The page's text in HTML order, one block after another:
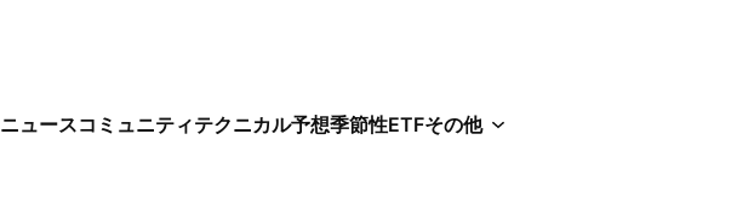
ニュースコミュニティテクニカル予想季節性ETFその他